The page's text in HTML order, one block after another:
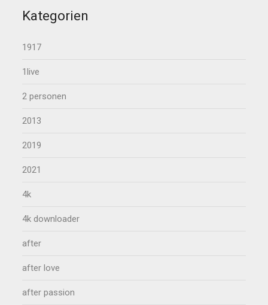
Kategorien
1917
1live
2 personen
2013
2019
2021
4k
4k downloader
after
after love
after passion